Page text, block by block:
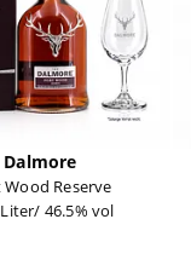
Dalmore
Wood Reserve
46.5% vol